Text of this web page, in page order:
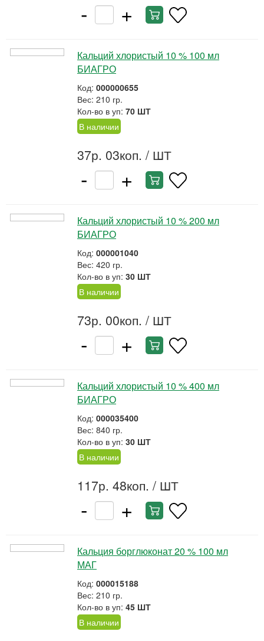
- +
Кальций хлористый 10 % 100 мл
БИАГРО
Код: 000000655
Вес: 210 гр.
Кол-во в уп: 70 ШТ
В наличии
37р. 03коп. / ШТ
- +
Кальций хлористый 10 % 200 мл
БИАГРО
Код: 000001040
Вес: 420 гр.
Кол-во в уп: 30 ШТ
В наличии
73р. 00коп. / ШТ
- +
Кальций хлористый 10 % 400 мл
БИАГРО
Код: 000035400
Вес: 840 гр.
Кол-во в уп: 30 ШТ
В наличии
117р. 48коп. / ШТ
- +
Кальция борглюконат 20 % 100 мл
МАГ
Код: 000015188
Вес: 210 гр.
Кол-во в уп: 45 ШТ
В наличии